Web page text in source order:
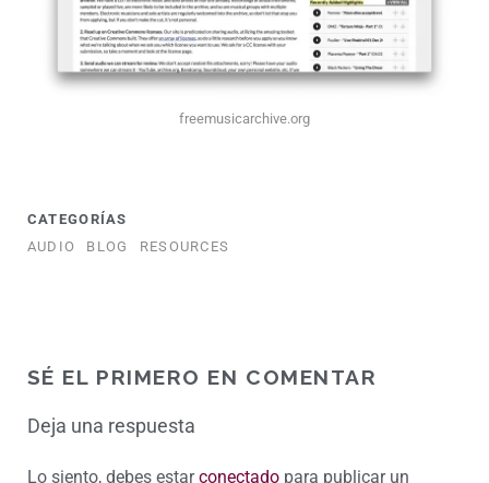
freemusicarchive.org
CATEGORÍAS
AUDIO
BLOG RESOURCES
SÉ EL PRIMERO EN COMENTAR
Deja una respuesta
Lo siento, debes estarconectadopara publicar un